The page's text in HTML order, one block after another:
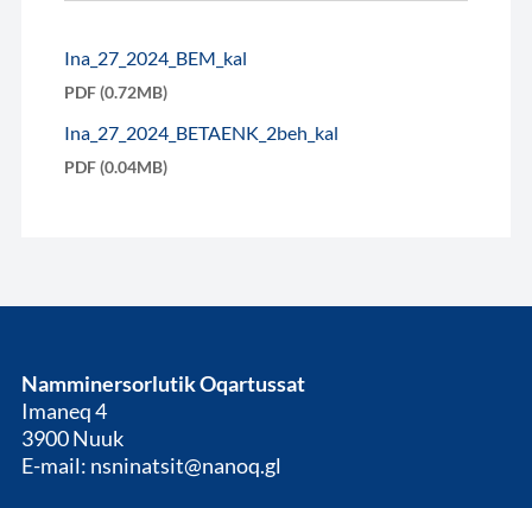
Ina_27_2024_BEM_kal
PDF (0.72MB)
Ina_27_2024_BETAENK_2beh_kal
PDF (0.04MB)
Namminersorlutik Oqartussat
Imaneq 4
3900 Nuuk
E-mail: nsninatsit@nanoq.gl